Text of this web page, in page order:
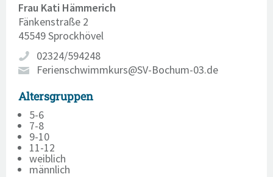
Frau Kati Hämmerich
Fänkenstraße 2
45549 Sprockhövel
02324/594248
Ferienschwimmkurs@SV-Bochum-03.de
Altersgruppen
5-6
7-8
9-10
11-12
weiblich
männlich